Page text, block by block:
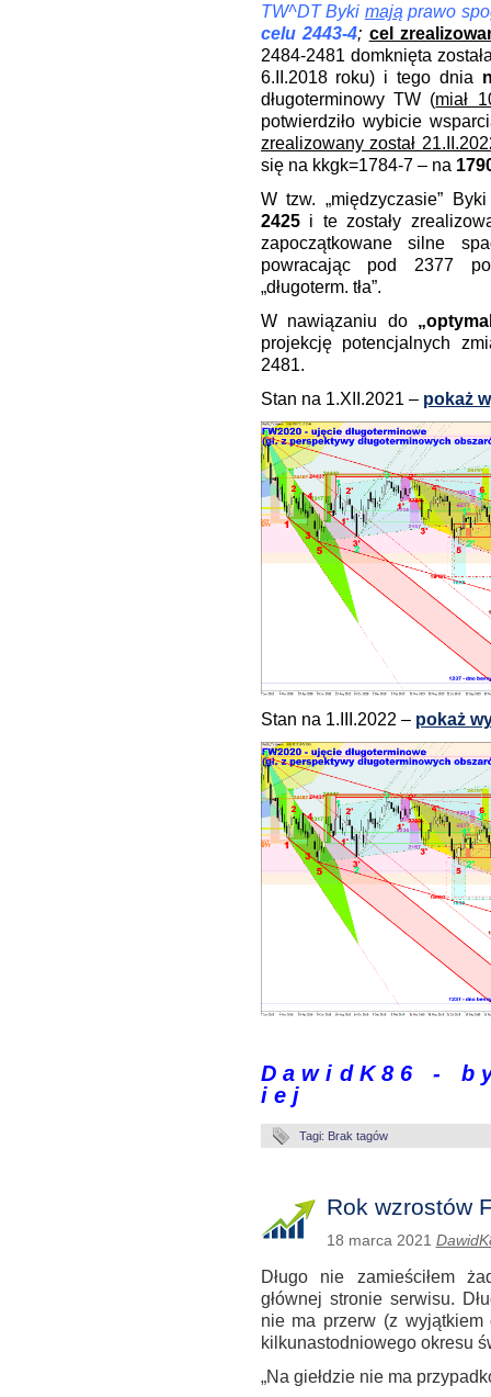
TW^DT Byki mają prawo
celu 2443-4; cel
2484-2481 domknięta
6.II.2018 roku) i tego dnia
długoterminowy TW (miał
potwierdziło wybicie
zrealizowany został
się na kkgk=1784-7 – na
W tzw. „międzyczasie”
2425 i te zostały
zapoczątkowane silne
powracając pod 2377
„długoterm. tła”.
W nawiązaniu do
projekcję potencjalnych
2481.
Stan na 1.XII.2021 – pokaż
Stan na 1.III.2022 – pokaż
D a w i d K 8 6 - b
i e j
Tagi: Brak tagów
Rok wzrostów
18 marca 2021
Długo nie zamieściłem
głównej stronie serwisu.
nie ma przerw (z
kilkunastodniowego okresu
„Na giełdzie nie ma